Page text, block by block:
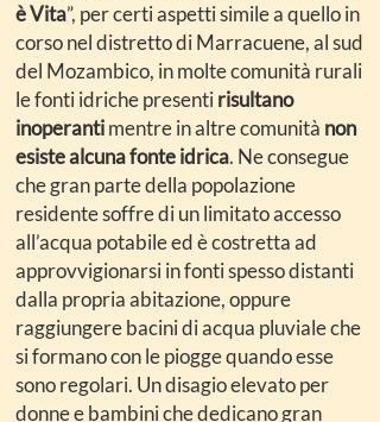
è Vita”, per certi aspetti simile a quello in
corso nel distretto di Marracuene, al sud
del Mozambico, in molte comunità rurali
le fonti idriche presentirisultano
inoperantimentre in altre comunità non
esiste alcuna fonte idrica. Ne consegue
che gran parte della popolazione
residente soffre di un limitato accesso
all’acqua potabile ed è costretta ad
approvvigionarsi in fonti spesso distanti
dalla propria abitazione, oppure
raggiungere bacini di acqua pluviale che
si formano con le piogge quando esse
sono regolari. Un disagio elevato per
donne e bambini che dedicano gran